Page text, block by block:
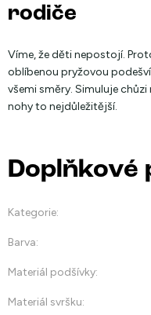
rodiče
Víme, že děti nepostojí.
oblíbenou pryžovou
všemi směry. Simuluje
nohy to nejdůležitější.
Kategorie:
Barva:
Materiál podšívky:
Materiál svršku: